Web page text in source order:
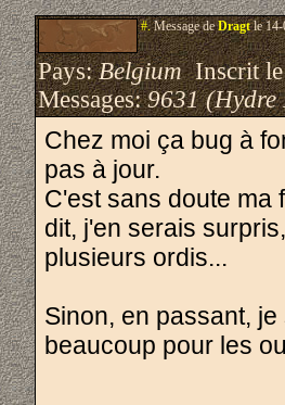
#.Message deDragtle 14-
Pays:BelgiumInscrit
Messages:9631 (Hydre
Chez moi ça bug à
pas à jour.
C'est sans doute ma
dit, j'en serais
plusieurs ordis...
Sinon, en passant,
beaucoup pour les